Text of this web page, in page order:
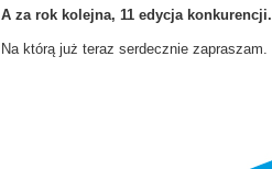
A za rok kolejna, 11 edycja konkurencji.
Na którą już teraz serdecznie zapraszam.